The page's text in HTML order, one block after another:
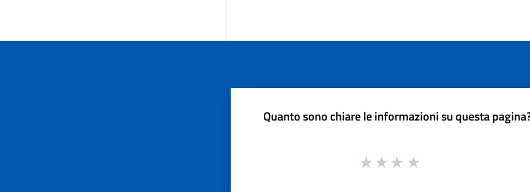
Quanto sono chiare le informazioni su questa